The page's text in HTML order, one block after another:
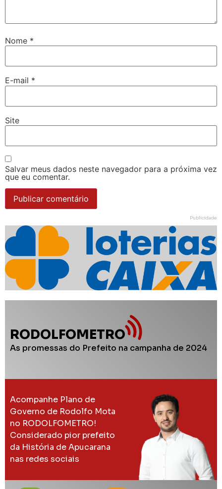
Nome *
E-mail *
Site
Salvar meus dados neste navegador para a próxima vez
que eu comentar.
Publicidade
RODOLFOMETRO
As promessas do Prefeito na campanha de 2024
Acompanhe Plano de
Governo de Rodolfo Mota
no RODOLFOMETRO!
Considerado pior prefeito
da História de Apucarana
nas redes sociais